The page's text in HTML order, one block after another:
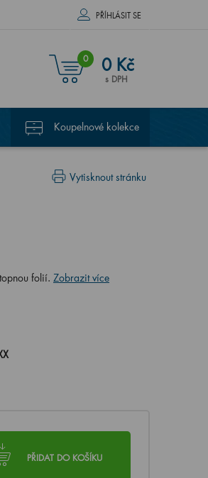
PŘÍHLÁSIT SE
0 0 Kč
s DPH
Koupelnové kolekce
Vytisknout stránku
folií. Zobrazit více
PŘIDAT DO KOŠÍKU